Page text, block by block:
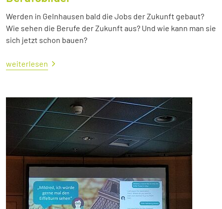
Werden in Gelnhausen bald die Jobs der Zukunft gebaut?
Wie sehen die Berufe der Zukunft aus? Und wie kann man sie
sich jetzt schon bauen?
weiterlesen